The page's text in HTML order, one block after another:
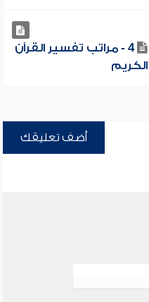
4 - مراتب تفسير القرآن
الكريم
أضف تعليقك